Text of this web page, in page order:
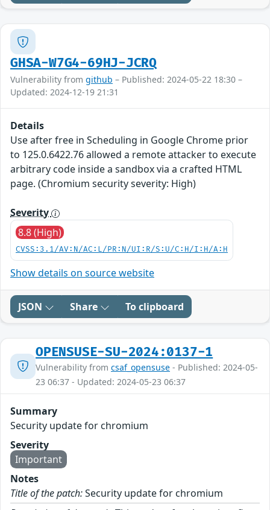
GHSA-W7G4-69HJ-JCRQ
Vulnerability from github – Published: 2024-05-22 18:30 –
Updated: 2024-12-19 21:31
Details
Use after free in Scheduling in Google Chrome prior
to 125.0.6422.76 allowed a remote attacker to execute
arbitrary code inside a sandbox via a crafted HTML
page. (Chromium security severity: High)
Severity
8.8 (High)
CVSS:3.1/AV:N/AC:L/PR:N/UI:R/S:U/C:H/I:H/A:H
Show details on source website
JSON Share To clipboard
OPENSUSE-SU-2024:0137-1
Vulnerability from csaf_opensuse - Published: 2024-05-
23 06:37 - Updated: 2024-05-23 06:37
Summary
Security update for chromium
Severity
Important
Notes
Title of the patch:Security update for chromium